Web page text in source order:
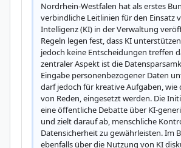
Nordrhein-Westfalen hat als erstes
verbindliche Leitlinien für den Einsatz
Intelligenz (KI) in der Verwaltung
Regeln legen fest, dass KI
jedoch keine Entscheidungen treffen
zentraler Aspekt ist die
Eingabe personenbezogener Daten
darf jedoch für kreative Aufgaben, wie
von Reden, eingesetzt werden. Die
eine öffentliche Debatte über KI-
und zielt darauf ab, menschliche
Datensicherheit zu gewährleisten. Im
ebenfalls über die Nutzung von KI